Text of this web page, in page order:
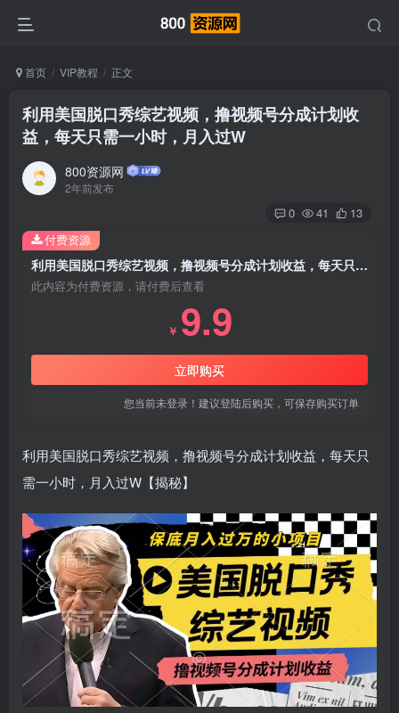
首页 VIP教程 正文
利用美国脱口秀综艺视频，撸视频号分成计划收
益，每天只需一小时，月入过W
800资源网
2年前发布
0 41 13
利用美国脱口秀综艺视频，撸视频号分成计划收益，每天只需一小时，月入过W
此内容为付费资源，请付费后查看
￥ 9.9
立即购买
您当前未登录！建议登陆后购买，可保存购买订单
付费资源
利用美国脱口秀综艺视频，撸视频号分成计划收益，每天只
需一小时，月入过W【揭秘】